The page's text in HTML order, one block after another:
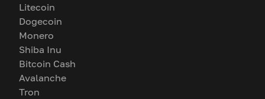
Litecoin
Dogecoin
Monero
Shiba Inu
Bitcoin Cash
Avalanche
Tron